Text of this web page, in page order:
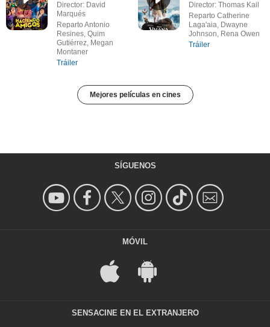
Director: David
Marqués
Reparto Antonio
Resines, Quim
Gutiérrez, Megan
Montaner
Tráiler
Director: Thomas Kail
Reparto Catherine
Laga'aia, Dwayne
Johnson, Rena Owen
Tráiler
Mejores películas en cines
SÍGUENOS
MÓVIL
SENSACINE EN EL EXTRANJERO